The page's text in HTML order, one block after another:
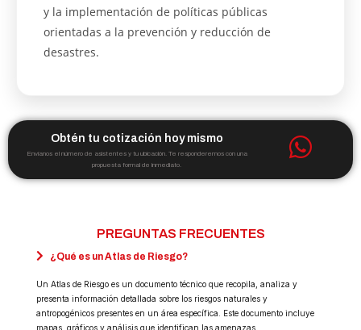
y la implementación de políticas públicas
orientadas a la prevención y reducción de
desastres.
Obtén tu cotización hoy mismo
Envíanos el número de asistentes y tu ubicación. Te responderemos con una
propuesta formal de inmediato.
PREGUNTAS FRECUENTES
¿Qué es un Atlas de Riesgo?
Un Atlas de Riesgo es un documento técnico que recopila, analiza y
presenta información detallada sobre los riesgos naturales y
antropogénicos presentes en un área específica. Este documento incluye
mapas, gráficos y análisis que identifican las amenazas,